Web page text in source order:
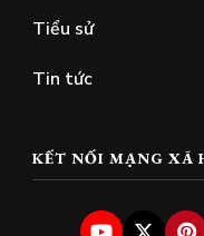
Tiểu sử
Tin tức
KẾT NỐI MẠNG XÃ